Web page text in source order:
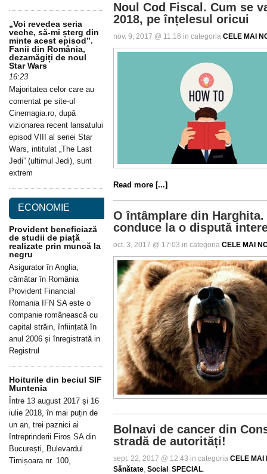
Noul Cod Fiscal. Cum se
2018, pe înțelesul oricui
nov. 9, 2017 @ 11:16 in categoria CELE MAI
Read more [...]
O întâmplare din
conduce la o dispută
oct. 3, 2017 @ 17:03 in categoria CELE MAI
Bolnavi de cancer din
stradă de autorități!
sept. 22, 2017 @ 12:43 in categoria CELE MAI
Sănătate, Social , SPECIAL.
„Voi revedea seria
veche, să-mi șterg din
minte acest episod”.
Fanii din România,
dezamăgiți de noul
Star Wars
16:23
Majoritatea celor care au
comentat pe site-ul
Cinemagia.ro, după
vizionarea recent lansatului
episod VIII al seriei Star
Wars, intitulat „The Last
Jedi” (ultimul Jedi), sunt
extrem
ECONOMIE
Provident beneficiază
de studii de piață
realizate prin muncă la
negru
Asigurator în Anglia,
cămătar în România
Provident Financial
Romania IFN SA este o
companie românească cu
capital străin, înființată în
anul 2006 și înregistrată in
Registrul
Hoiturile din beciul SIF
Muntenia
Între 13 august 2017 și 16
iulie 2018, în mai puțin de
un an, trei paznici ai
întreprinderii Firos SA din
București, Bulevardul
Timișoara nr. 100,